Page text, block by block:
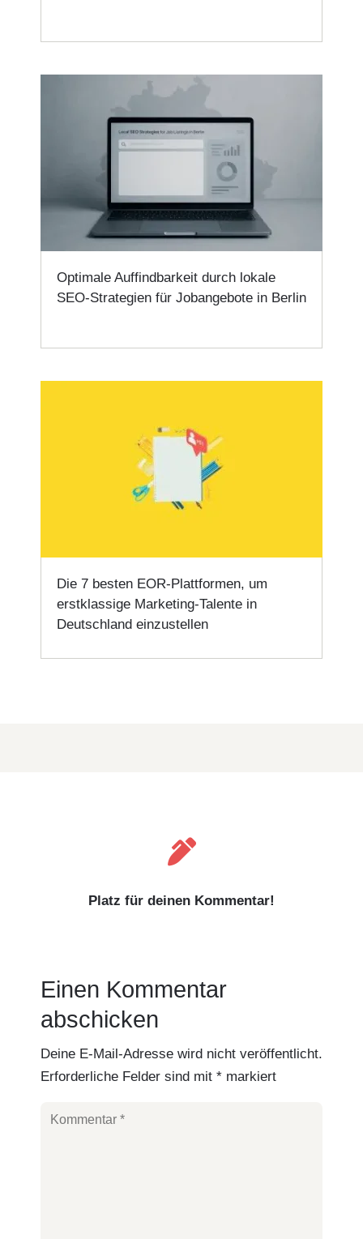
Optimale Auffindbarkeit durch lokale
SEO-Strategien für Jobangebote in Berlin
Die 7 besten EOR-Plattformen, um
erstklassige Marketing-Talente in
Deutschland einzustellen

Platz für deinen Kommentar!
Einen Kommentar
abschicken
Deine E-Mail-Adresse wird nicht veröffentlicht.
Erforderliche Felder sind mit * markiert